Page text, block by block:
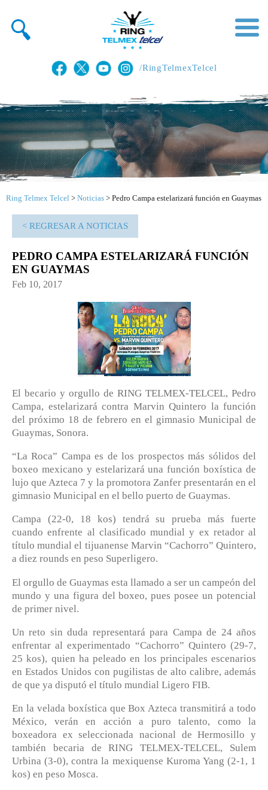
/RingTelmexTelcel
Ring Telmex Telcel > Noticias > Pedro Campa estelarizará función en Guaymas
< REGRESAR A NOTICIAS
PEDRO CAMPA ESTELARIZARÁ FUNCIÓN
EN GUAYMAS
Feb 10, 2017
El becario y orgullo de RING TELMEX-TELCEL, Pedro
Campa, estelarizará contra Marvin Quintero la función
del próximo 18 de febrero en el gimnasio Municipal de
Guaymas, Sonora.
“La Roca” Campa es de los prospectos más sólidos del
boxeo mexicano y estelarizará una función boxística de
lujo que Azteca 7 y la promotora Zanfer presentarán en el
gimnasio Municipal en el bello puerto de Guaymas.
Campa (22-0, 18 kos) tendrá su prueba más fuerte
cuando enfrente al clasificado mundial y ex retador al
título mundial el tijuanense Marvin “Cachorro” Quintero,
a diez rounds en peso Superligero.
El orgullo de Guaymas esta llamado a ser un campeón del
mundo y una figura del boxeo, pues posee un potencial
de primer nivel.
Un reto sin duda representará para Campa de 24 años
enfrentar al experimentado “Cachorro” Quintero (29-7,
25 kos), quien ha peleado en los principales escenarios
en Estados Unidos con pugilistas de alto calibre, además
de que ya disputó el título mundial Ligero FIB.
En la velada boxística que Box Azteca transmitirá a todo
México, verán en acción a puro talento, como la
boxeadora ex seleccionada nacional de Hermosillo y
también becaria de RING TELMEX-TELCEL, Sulem
Urbina (3-0), contra la mexiquense Kuroma Yang (2-1, 1
kos) en peso Mosca.